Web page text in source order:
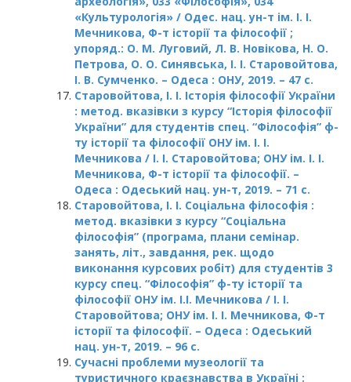
«Культурологія» / Одес. нац. ун-т ім. І. І.
Мечникова, Ф-т історії та філософії ;
упоряд.: О. М. Луговий, Л. В. Новікова, Н. О.
Петрова, О. О. Синявська, І. І. Старовойтова,
І. В. Сумченко. – Одеса : ОНУ, 2019. – 47 с.
Старовойтова, І. І. Історія філософії України
: метод. вказівки з курсу “Історія філософії
України” для студентів спец. “Філософія” ф-
ту історії та філософії ОНУ ім. І. І.
Мечникова / І. І. Старовойтова; ОНУ ім. І. І.
Мечникова, Ф-т історії та філософії. –
Одеса : Одеський нац. ун-т, 2019. – 71 c.
Старовойтова, І. І. Соціальна філософія :
метод. вказівки з курсу “Соціальна
філософія” (програма, плани семінар.
занять, літ., завдання, рек. щодо
виконання курсових робіт) для студентів 3
курсу спец. “Філософія” ф-ту історії та
філософії ОНУ ім. І.І. Мечникова / І. І.
Старовойтова; ОНУ ім. І. І. Мечникова, Ф-т
історії та філософії. – Одеса : Одеський
нац. ун-т, 2019. – 96 с.
Сучасні проблеми музеології та
туристичного краєзнавства в Україні :